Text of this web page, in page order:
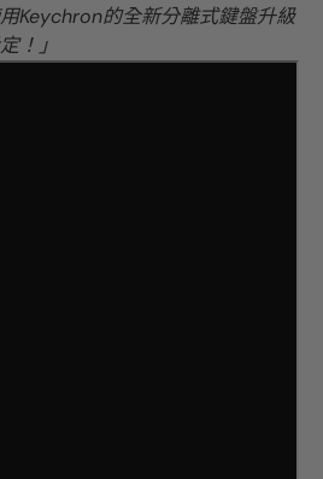
Keychron的全新分離式鍵盤升級
！」